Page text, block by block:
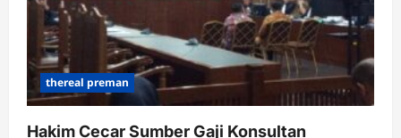
thereal preman
Hakim Cecar Sumber Gaji Konsultan